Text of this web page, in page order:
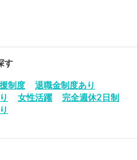
す
制度
退職金制度あり
女性活躍
完全週休2日制